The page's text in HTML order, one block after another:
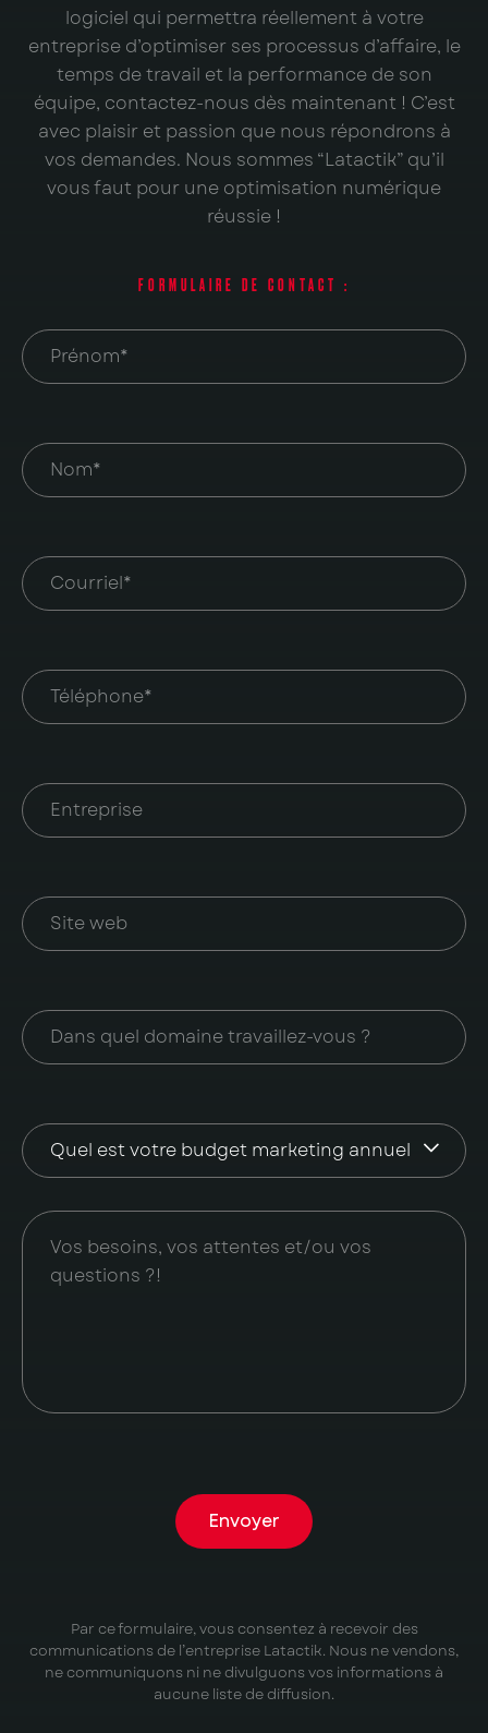
logiciel qui permettra réellement à votre
entreprise d’optimiser ses processus d’affaire, le
temps de travail et la performance de son
équipe, contactez-nous dès maintenant ! C’est
avec plaisir et passion que nous répondrons à
vos demandes. Nous sommes “Latactik” qu’il
vous faut pour une optimisation numérique
réussie !
FORMULAIRE DE CONTACT :
Envoyer
Par ce formulaire, vous consentez à recevoir des
communications de l’entreprise Latactik. Nous ne vendons,
ne communiquons ni ne divulguons vos informations à
aucune liste de diffusion.